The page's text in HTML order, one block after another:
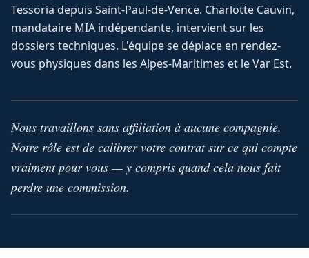
Tessoria depuis Saint-Paul-de-Vence. Charlotte Cauvin,
mandataire MIA indépendante, intervient sur les
dossiers techniques. L'équipe se déplace en rendez-
vous physiques dans les Alpes-Maritimes et le Var Est.
Nous travaillons sans affiliation à aucune compagnie.
Notre rôle est de calibrer votre contrat sur ce qui compte
vraiment pour vous — y compris quand cela nous fait
perdre une commission.